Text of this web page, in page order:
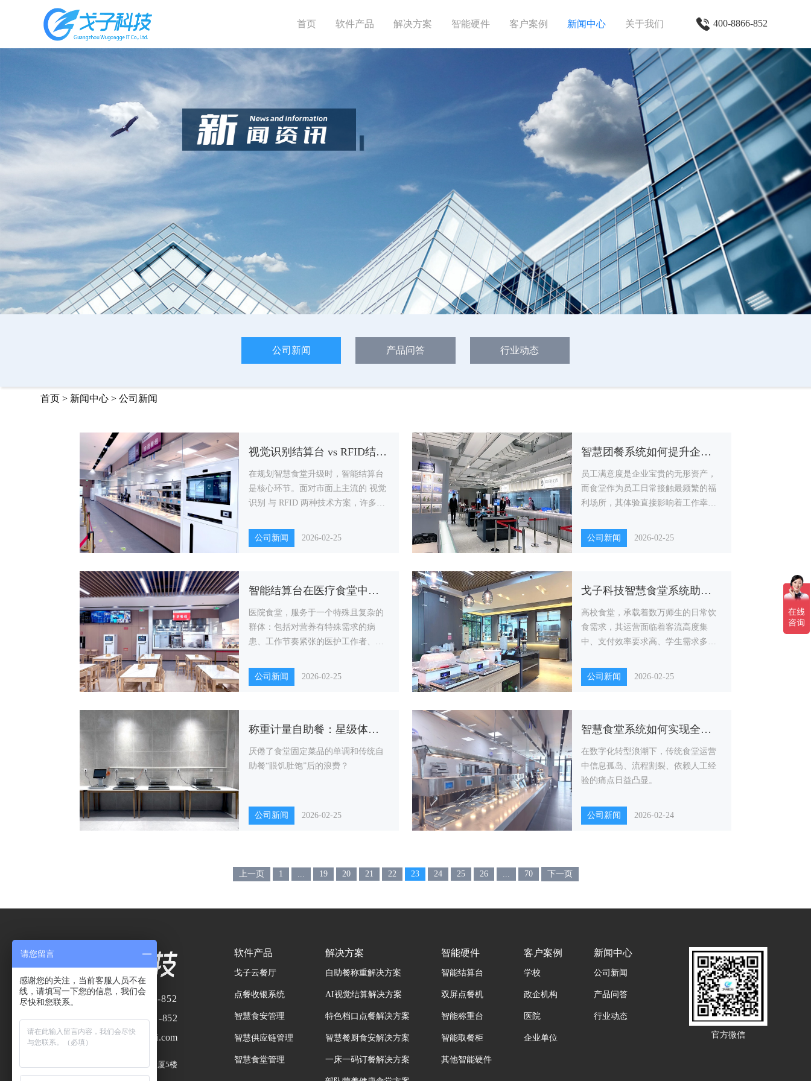
首页 软件产品 解决方案 智能硬件 客户案例 新闻中心 关于我们 400-8866-852
公司新闻 产品问答 行业动态
首页 > 新闻中心 >公司新闻
视觉识别结算台 vs RFID结算台：哪种更适合你的食堂？
在规划智慧食堂升级时，智能结算台
是核心环节。面对市面上主流的 视觉
识别 与 RFID 两种技术方案，许多管
公司新闻 2026-02-25
智慧团餐系统如何提升企业员工就餐体验？
员工满意度是企业宝贵的无形资产，
而食堂作为员工日常接触最频繁的福
利场所，其体验直接影响着工作幸福
公司新闻 2026-02-25
智能结算台在医疗食堂中的应用：安全、高效、人性化
医院食堂，服务于一个特殊且复杂的
群体：包括对营养有特殊需求的病
患、工作节奏紧张的医护工作者、以
公司新闻 2026-02-25
戈子科技智慧食堂系统助力高校食堂智能化升级
高校食堂，承载着数万师生的日常饮
食需求，其运营面临着客流高度集
中、支付效率要求高、学生需求多样
公司新闻 2026-02-25
称重计量自助餐：星级体验，快餐价格，智慧食堂新选择
厌倦了食堂固定菜品的单调和传统自
助餐“眼饥肚饱”后的浪费？
公司新闻 2026-02-25
智慧食堂系统如何实现全流程数字化管理？
在数字化转型浪潮下，传统食堂运营
中信息孤岛、流程割裂、依赖人工经
验的痛点日益凸显。
公司新闻 2026-02-24
上一页 1 ... 19 20 21 22 23 24 25 26 ... 70 下一页
业务热线：
400-8866-852
服务热线：
400- 8866 -852
企业邮箱：
market@wggai.com
广州市番禺区嘉洲大厦5楼
软件产品
戈子云餐厅
点餐收银系统
智慧食安管理
智慧供应链管理
智慧食堂管理
解决方案
自助餐称重解决方案
AI视觉结算解决方案
特色档口点餐解决方案
智慧餐厨食安解决方案
一床一码订餐解决方案
智能硬件
智能结算台
双屏点餐机
智能称重台
智能取餐柜
其他智能硬件
客户案例
学校
政企机构
医院
企业单位
新闻中心
公司新闻
产品问答
行业动态
官方微信
请您留言
感谢您的关注，当前客服人员不在
线，请填写一下您的信息，我们会
尽快和您联系。